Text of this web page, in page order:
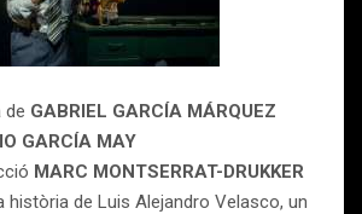
de GABRIEL GARCÍA MÁRQUEZ
GARCÍA MAY
MARC MONTSERRAT-DRUKKER
història de Luis Alejandro Velasco, un